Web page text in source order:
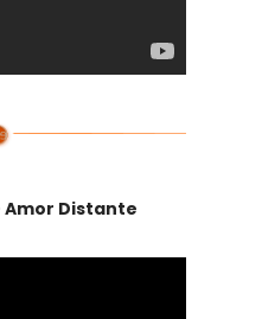
Amor Distante